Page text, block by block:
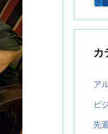
カ
ア
ビ
先